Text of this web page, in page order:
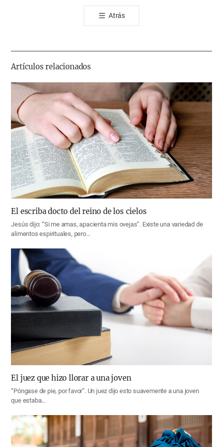
톡
공
기
Atrás
Artículos relacionados
El escriba docto del reino de los cielos
Jesús dijo: “Si me amas, apacienta mis ovejas”. Existe una variedad de
alimentos espirituales, pero…
El juez que hizo llorar a una joven
“Póngase de pie, por favor”. Un juez dijo esto suavemente a una joven
que estaba…